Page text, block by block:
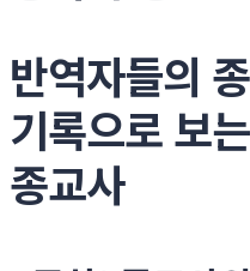
반역자들의
기록으로 보
종교사